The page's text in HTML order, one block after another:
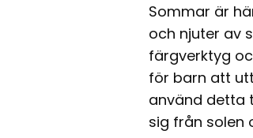
Sommar är
och njuter av
färgverktyg
för barn att
använd detta
sig från solen